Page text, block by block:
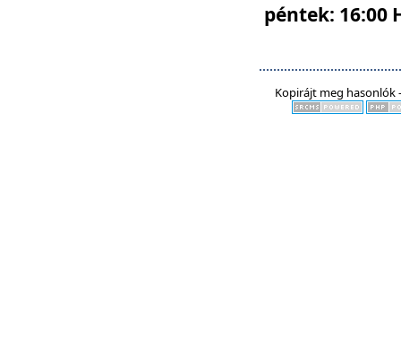
péntek: 16:00
Kopirájt meg hasonlók